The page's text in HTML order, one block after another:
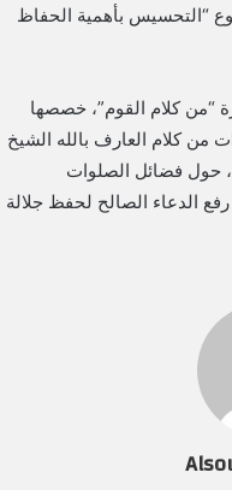
بأهمية الحفاظ
“من كلام القوم”، خصصها
من كلام العارف بالله الشيخ
حول فضائل الصلوات
الدعاء الصالح لحفظ جلالة